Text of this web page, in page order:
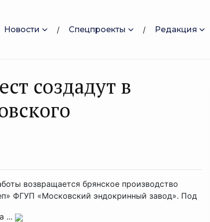
Новости Спецпроекты Редакция
создадут в
возвращается брянское производство
ФГУП «Московский эндокринный завод». Под
...